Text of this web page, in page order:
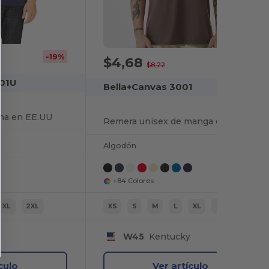
-19%
en EE.UU
XL 2XL
$4,68$8,22
Bella+Canvas 3001
Algodón
+84 Colores
XS S M L XL
W45 Kentucky
Ver artículo